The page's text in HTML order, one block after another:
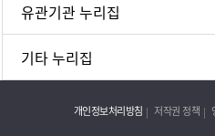
유관기관 누리집
기타 누리집
개인정보처리방침 저작권 정책